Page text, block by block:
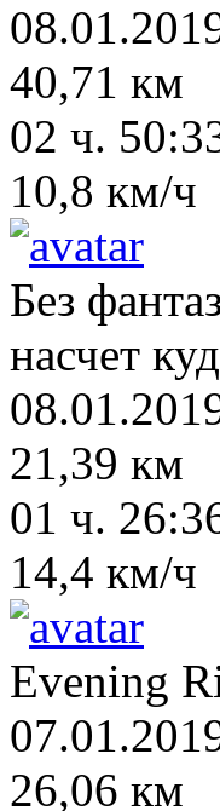
40,71 км
02 ч.
10,8 км/ч
Без
насчет
21,39 км
01 ч.
14,4 км/ч
Evening
26,06 км